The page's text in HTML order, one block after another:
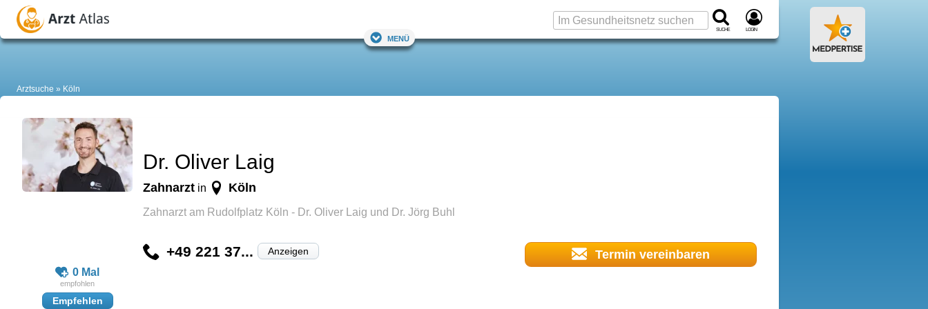
Suche Login
Menü
Arztsuche Köln
0 Mal
Empfehlen
Dr. Oliver Laig
Zahnarzt in Köln
Zahnarzt am Rudolfplatz Köln - Dr. Oliver Laig und Dr. Jörg Buhl
+49 221 37... Anzeigen Termin vereinbaren